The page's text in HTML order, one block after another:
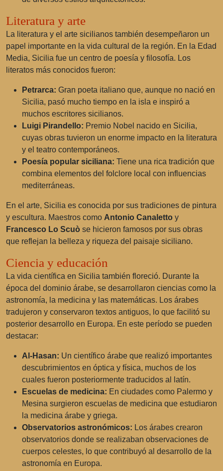
Literatura y arte
La literatura y el arte sicilianos también desempeñaron un
papel importante en la vida cultural de la región. En la Edad
Media, Sicilia fue un centro de poesía y filosofía. Los
literatos más conocidos fueron:
Petrarca: Gran poeta italiano que, aunque no nació en
Sicilia, pasó mucho tiempo en la isla e inspiró a
muchos escritores sicilianos.
Luigi Pirandello: Premio Nobel nacido en Sicilia,
cuyas obras tuvieron un enorme impacto en la literatura
y el teatro contemporáneos.
Poesía popular siciliana: Tiene una rica tradición que
combina elementos del folclore local con influencias
mediterráneas.
En el arte, Sicilia es conocida por sus tradiciones de pintura
y escultura. Maestros como Antonio Canaletto y
Francesco Lo Scuò se hicieron famosos por sus obras
que reflejan la belleza y riqueza del paisaje siciliano.
Ciencia y educación
La vida científica en Sicilia también floreció. Durante la
época del dominio árabe, se desarrollaron ciencias como la
astronomía, la medicina y las matemáticas. Los árabes
tradujeron y conservaron textos antiguos, lo que facilitó su
posterior desarrollo en Europa. En este período se pueden
destacar:
Al-Hasan: Un científico árabe que realizó importantes
descubrimientos en óptica y física, muchos de los
cuales fueron posteriormente traducidos al latín.
Escuelas de medicina: En ciudades como Palermo y
Mesina surgieron escuelas de medicina que estudiaron
la medicina árabe y griega.
Observatorios astronómicos: Los árabes crearon
observatorios donde se realizaban observaciones de
cuerpos celestes, lo que contribuyó al desarrollo de la
astronomía en Europa.